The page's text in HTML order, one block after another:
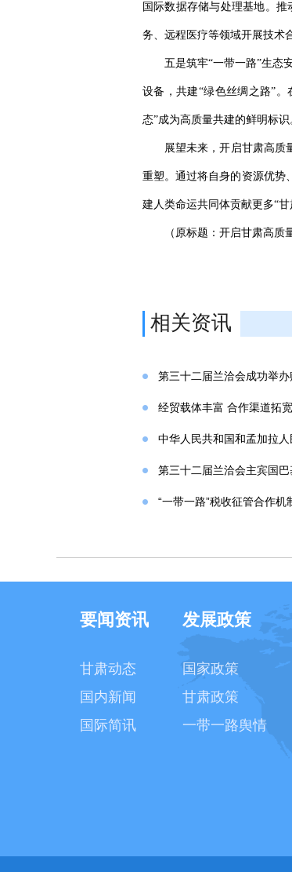
国际数据存储与处理基地。
务、远程医疗等领域开展技术
五是筑牢“一带一路”生态
设备，共建“绿色丝绸之路”
态”成为高质量共建的鲜明标识
展望未来，开启甘肃高质
重塑。通过将自身的资源优势
建人类命运共同体贡献更多“甘
（原标题：开启甘肃高质
相关资讯
第三十二届兰洽会成功举
经贸载体丰富 合作渠道拓宽
中华人民共和国和孟加拉
第三十二届兰洽会主宾国
“一带一路”税收征管合作
要闻资讯
甘肃动态
国内新闻
国际简讯
发展政策
国家政策
甘肃政策
一带一路舆情